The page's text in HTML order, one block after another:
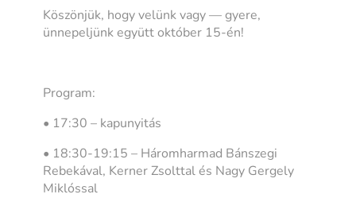
Köszönjük, hogy velünk vagy — gyere,
ünnepeljünk együtt október 15-én!
Program:
• 17:30 – kapunyitás
• 18:30-19:15 – Háromharmad Bánszegi
Rebekával, Kerner Zsolttal és Nagy Gergely
Miklóssal